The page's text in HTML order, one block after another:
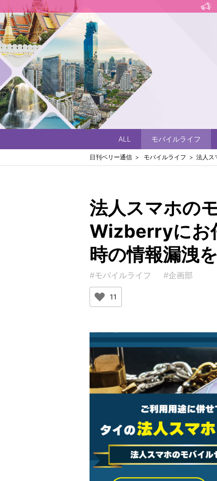
ALL モバイルライフ
日刊ベリー通信 モバイルライフ 法人ス
法人スマホの
Wizberryにお
時の情報漏洩
#モバイルライフ #企画部
11